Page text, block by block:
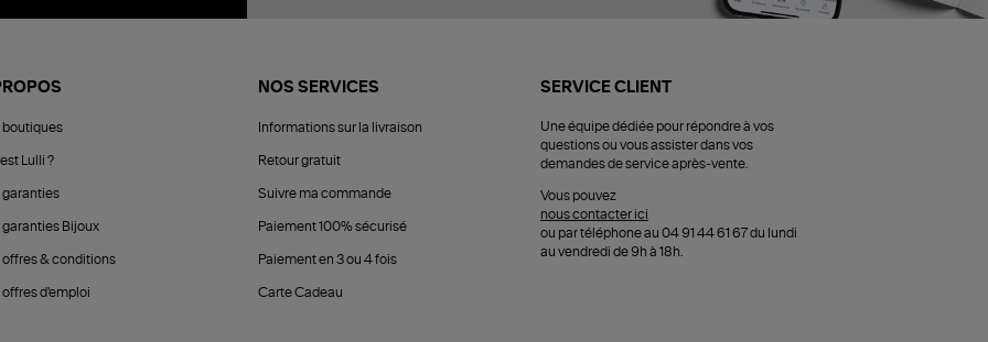
boutiques
Lulli ?
garanties
garanties Bijoux
offres & conditions
offres d'emploi
NOS SERVICES
Informations sur la livraison
Retour gratuit
Suivre ma commande
Paiement 100% sécurisé
Paiement en 3 ou 4 fois
Carte Cadeau
SERVICE CLIENT
Une équipe dédiée pour répondre à vos
questions ou vous assister dans vos
demandes de service après-vente.
Vous pouvez
nous contacter ici
ou par téléphone au 04 91 44 61 67 du lundi
au vendredi de 9h à 18h.